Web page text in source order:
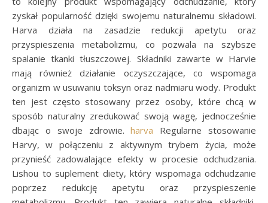
zyskał popularność dzięki swojemu naturalnemu składowi.
Harva działa na zasadzie redukcji apetytu oraz
przyspieszenia metabolizmu, co pozwala na szybsze
spalanie tkanki tłuszczowej. Składniki zawarte w Harvie
mają również działanie oczyszczające, co wspomaga
organizm w usuwaniu toksyn oraz nadmiaru wody. Produkt
ten jest często stosowany przez osoby, które chcą w
sposób naturalny zredukować swoją wagę, jednocześnie
dbając o swoje zdrowie.harva Regularne stosowanie
Harvy, w połączeniu z aktywnym trybem życia, może
przynieść zadowalające efekty w procesie odchudzania.
Lishou to suplement diety, który wspomaga odchudzanie
poprzez redukcję apetytu oraz przyspieszenie